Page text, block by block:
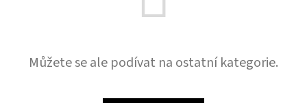
Můžete se ale podívat na ostatní kategorie.